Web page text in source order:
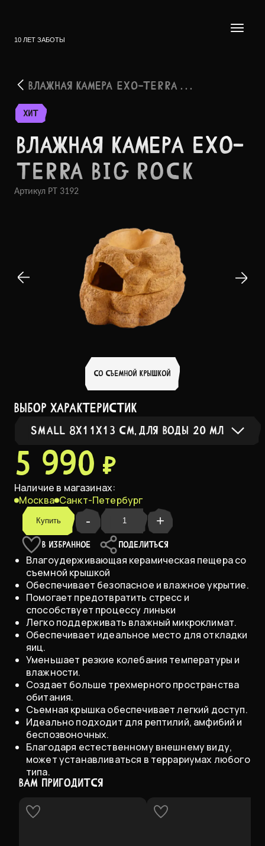
10 ЛЕТ ЗАБОТЫ
ВЛАЖНАЯ КАМЕРА EXO-TERRA . . .
ХИТ
ВЛАЖНАЯ КАМЕРА EXO-
TERRA BIG ROCK
Артикул PT 3192
выбор характеристик
SMALL 8X11X13 СМ, ДЛЯ ВОДЫ 20 МЛ
Small 8x11x13 см, для воды 20 мл
Medium 11x15x18 см, для воды 75 мл
Large 16x25x28 см, для воды 200 мл
5 990 ₽
Наличие в магазинах:
Москва Санкт-Петербург
Купить - +
В ИЗБРАННОЕ ПОДЕЛИТЬСЯ
СО СЪЕМНОЙ КРЫШКОЙ
Влагоудерживающая керамическая пещера со
съемной крышкой
Обеспечивает безопасное и влажное укрытие.
Помогает предотвратить стресс и
способствует процессу линьки
Легко поддерживать влажный микроклимат.
Обеспечивает идеальное место для откладки
яиц.
Уменьшает резкие колебания температуры и
влажности.
Создает больше трехмерного пространства
обитания.
Съемная крышка обеспечивает легкий доступ.
Идеально подходит для рептилий, амфибий и
беспозвоночных.
Благодаря естественному внешнему виду,
может устанавливаться в террариумах любого
типа.
ВАМ ПРИГОДИТСЯ